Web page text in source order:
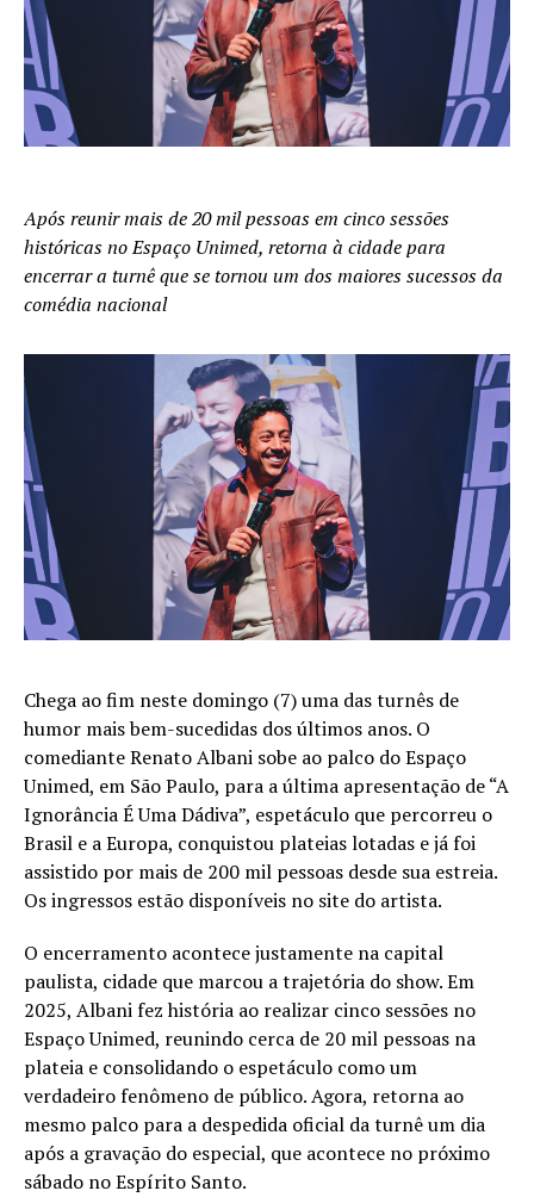
Após reunir mais de 20 mil pessoas em cinco sessões
históricas no Espaço Unimed, retorna à cidade para
encerrar a turnê que se tornou um dos maiores sucessos da
comédia nacional
Chega ao fim neste domingo (7) uma das turnês de
humor mais bem-sucedidas dos últimos anos. O
comediante Renato Albani sobe ao palco do Espaço
Unimed, em São Paulo, para a última apresentação de “A
Ignorância É Uma Dádiva”, espetáculo que percorreu o
Brasil e a Europa, conquistou plateias lotadas e já foi
assistido por mais de 200 mil pessoas desde sua estreia.
Os ingressos estão disponíveis no site do artista.
O encerramento acontece justamente na capital
paulista, cidade que marcou a trajetória do show. Em
2025, Albani fez história ao realizar cinco sessões no
Espaço Unimed, reunindo cerca de 20 mil pessoas na
plateia e consolidando o espetáculo como um
verdadeiro fenômeno de público. Agora, retorna ao
mesmo palco para a despedida oficial da turnê um dia
após a gravação do especial, que acontece no próximo
sábado no Espírito Santo.